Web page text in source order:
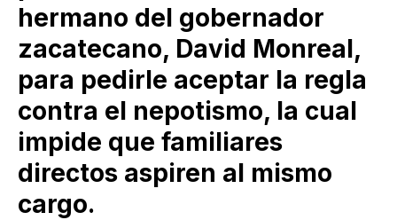
hermano del gobernador
zacatecano, David Monreal,
para pedirle aceptar la regla
contra el nepotismo, la cual
impide que familiares
directos aspiren al mismo
cargo.